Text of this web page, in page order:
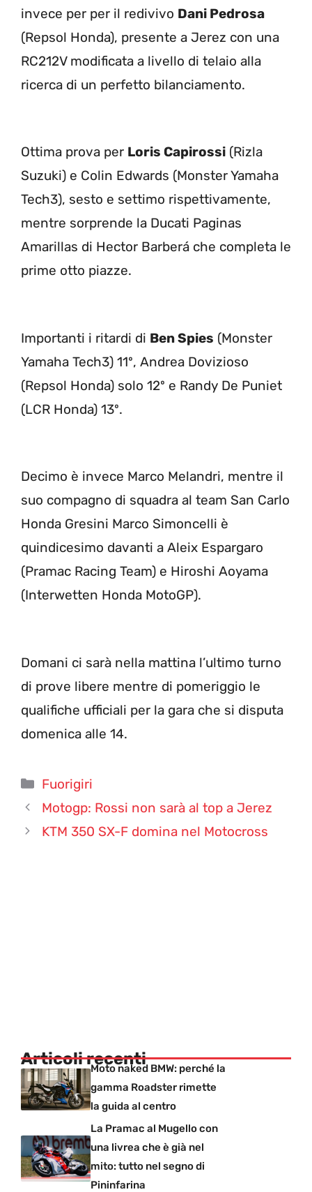
invece per per il redivivo Dani Pedrosa
(Repsol Honda), presente a Jerez con una
RC212V modificata a livello di telaio alla
ricerca di un perfetto bilanciamento.
Ottima prova per Loris Capirossi (Rizla
Suzuki) e Colin Edwards (Monster Yamaha
Tech3), sesto e settimo rispettivamente,
mentre sorprende la Ducati Paginas
Amarillas di Hector Barberá che completa le
prime otto piazze.
Importanti i ritardi di Ben Spies (Monster
Yamaha Tech3) 11º, Andrea Dovizioso
(Repsol Honda) solo 12º e Randy De Puniet
(LCR Honda) 13º.
Decimo è invece Marco Melandri, mentre il
suo compagno di squadra al team San Carlo
Honda Gresini Marco Simoncelli è
quindicesimo davanti a Aleix Espargaro
(Pramac Racing Team) e Hiroshi Aoyama
(Interwetten Honda MotoGP).
Domani ci sarà nella mattina l’ultimo turno
di prove libere mentre di pomeriggio le
qualifiche ufficiali per la gara che si disputa
domenica alle 14.
Categorie
Fuorigiri
Motogp: Rossi non sarà al top a Jerez
KTM 350 SX-F domina nel Motocross
Articoli recentiMoto naked BMW: perché la
gamma Roadster rimette
la guida al centro
La Pramac al Mugello con
una livrea che è già nel
mito: tutto nel segno di
Pininfarina